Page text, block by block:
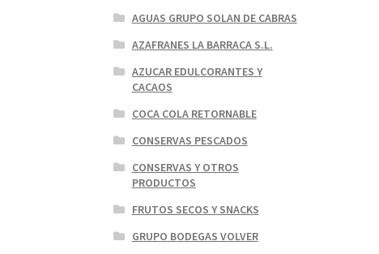
AGUAS GRUPO SOLAN DE CABRAS
AZAFRANES LA BARRACA S.L.
AZUCAR EDULCORANTES Y
CACAOS
COCA COLA RETORNABLE
CONSERVAS PESCADOS
CONSERVAS Y OTROS
PRODUCTOS
FRUTOS SECOS Y SNACKS
GRUPO BODEGAS VOLVER